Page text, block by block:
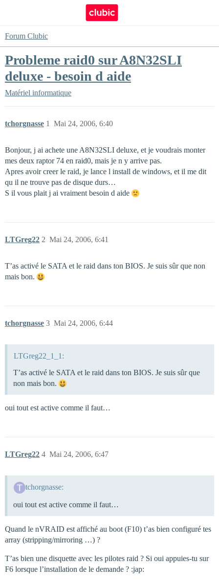
Forum Clubic
Probleme raid0 sur A8N32SLI
deluxe - besoin d aide
Matériel informatique
tchorgnasse Mai 24, 2006, 6:40
1
Bonjour, j ai achete une A8N32SLI deluxe, et je voudrais monter
mes deux raptor 74 en raid0, mais je n y arrive pas.
Apres avoir creer le raid, je lance l install de windows, et il me dit
qu il ne trouve pas de disque durs…
S il vous plait j ai vraiment besoin d aide
LTGreg22 Mai 24, 2006, 6:41
2
T’as activé le SATA et le raid dans ton BIOS. Je suis sûr que non
mais bon.
tchorgnasse Mai 24, 2006, 6:44
3
LTGreg22_1_1:
T’as activé le SATA et le raid dans ton BIOS. Je suis sûr que
non mais bon.
oui tout est active comme il faut…
LTGreg22 Mai 24, 2006, 6:47
4
tchorgnasse:
oui tout est active comme il faut…
Quand le nVRAID est affiché au boot (F10) t’as bien configuré tes
array (stripping/mirroring …) ?
T’as bien une disquette avec les pilotes raid ? Si oui appuies-tu sur
F6 lorsque l’installation de le demande ? :jap: